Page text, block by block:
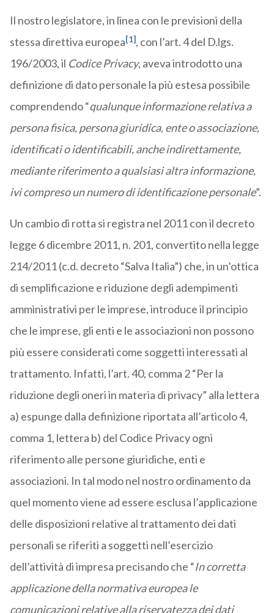
Il nostro legislatore, in linea con le previsioni della
stessa direttiva europea[1], con l’art. 4 del D.lgs.
196/2003, il Codice Privacy, aveva introdotto una
definizione di dato personale la più estesa possibile
comprendendo “qualunque informazione relativa a
persona fisica, persona giuridica, ente o associazione,
identificati o identificabili, anche indirettamente,
mediante riferimento a qualsiasi altra informazione,
ivi compreso un numero di identificazione personale”.
Un cambio di rotta si registra nel 2011 con il decreto
legge 6 dicembre 2011, n. 201, convertito nella legge
214/2011 (c.d. decreto “Salva Italia”) che, in un’ottica
di semplificazione e riduzione degli adempimenti
amministrativi per le imprese, introduce il principio
che le imprese, gli enti e le associazioni non possono
più essere considerati come soggetti interessati al
trattamento. Infatti, l’art. 40, comma 2 “Per la
riduzione degli oneri in materia di privacy” alla lettera
a) espunge dalla definizione riportata all’articolo 4,
comma 1, lettera b) del Codice Privacy ogni
riferimento alle persone giuridiche, enti e
associazioni. In tal modo nel nostro ordinamento da
quel momento viene ad essere esclusa l’applicazione
delle disposizioni relative al trattamento dei dati
personali se riferiti a soggetti nell’esercizio
dell’attività di impresa precisando che “In corretta
applicazione della normativa europea le
comunicazioni relative alla riservatezza dei dati